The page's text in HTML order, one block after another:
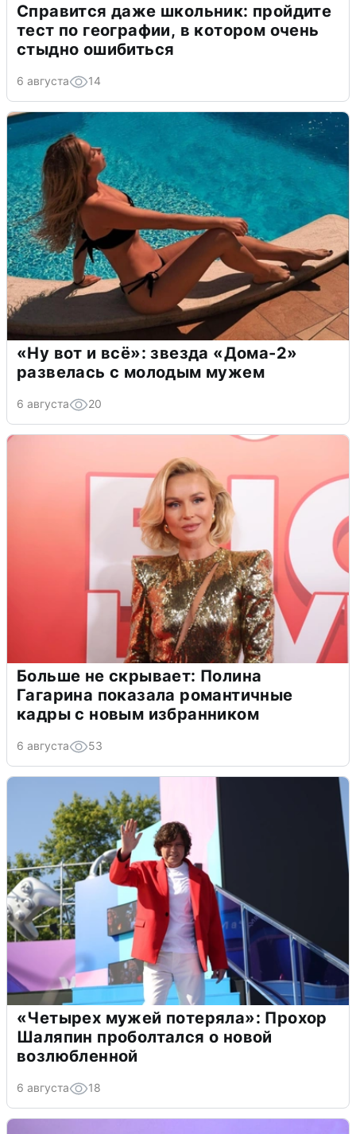
Справится даже школьник: пройдите
тест по географии, в котором очень
стыдно ошибиться
6 августа 14
«Ну вот и всё»: звезда «Дома-2»
развелась с молодым мужем
6 августа 20
Больше не скрывает: Полина
Гагарина показала романтичные
кадры с новым избранником
6 августа 53
«Четырех мужей потеряла»: Прохор
Шаляпин проболтался о новой
возлюбленной
6 августа 18